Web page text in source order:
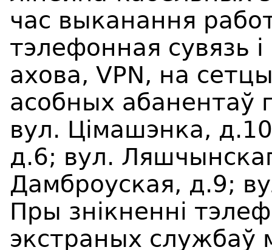
час выканання
тэлефонная сувязь
ахова, VPN, на
асобных абанентаў
вул. Цiмашэнка,
д.6; вул.
Дамброуская, д.9;
Пры знікненні
экстраных службаў